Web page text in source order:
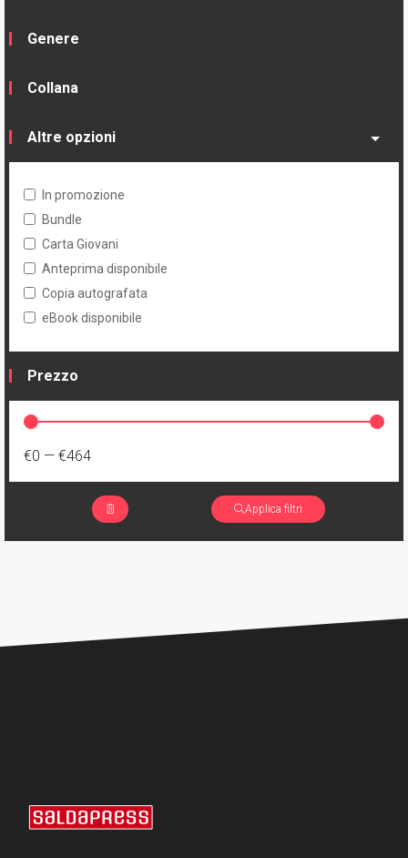
Genere
Collana
Altre opzioni
In promozione
Bundle
Carta Giovani
Anteprima disponibile
Copia autografata
eBook disponibile
Prezzo
€0 — €464
Applica filtri